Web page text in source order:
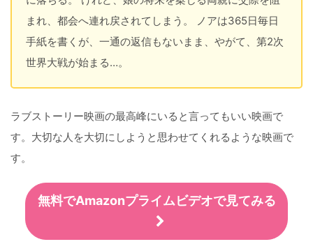
まれ、都会へ連れ戻されてしまう。 ノアは365日毎日
手紙を書くが、一通の返信もないまま、やがて、第2次
世界大戦が始まる…。
ラブストーリー映画の最高峰にいると言ってもいい映画で
す。大切な人を大切にしようと思わせてくれるような映画で
す。
無料でAmazonプライムビデオで見てみる